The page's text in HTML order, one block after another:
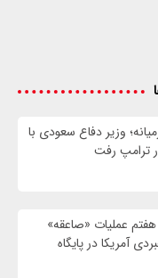
وزیر دفاع سعودی با
ترامپ رفت
عملیات «صاعقه»
آمریکا در پایگاه